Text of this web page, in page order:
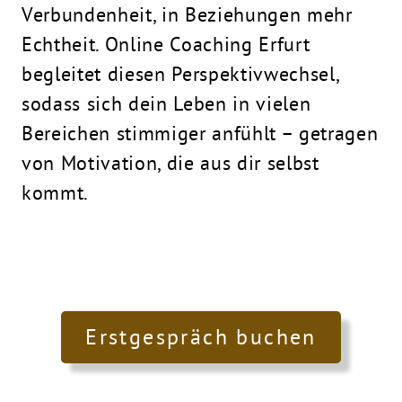
Verbundenheit, in Beziehungen mehr
Echtheit. Online Coaching Erfurt
begleitet diesen Perspektivwechsel,
sodass sich dein Leben in vielen
Bereichen stimmiger anfühlt – getragen
von Motivation, die aus dir selbst
kommt.
Erstgespräch buchen